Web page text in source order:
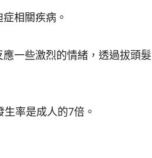
相關疾病。
一些激烈的情緒，透過拔頭髮
生率是成人的7倍 。